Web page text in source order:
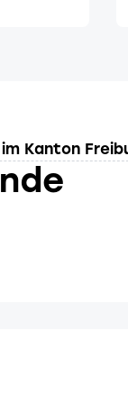
Kanton